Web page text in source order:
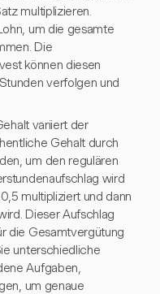
multiplizieren.
um die gesamte
Die
können diesen
verfolgen und
variiert der
Gehalt durch
um den regulären
wird
multipliziert und dann
Dieser Aufschlag
die Gesamtvergütung
unterschiedliche
Aufgaben,
um genaue